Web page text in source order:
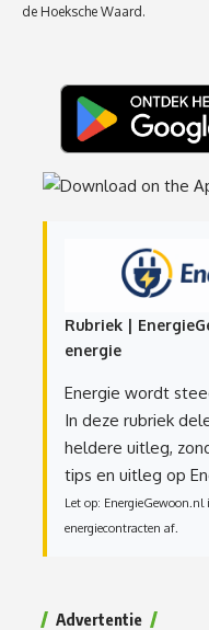
de Hoeksche Waard.
Rubriek |
energie
Energie wordt
In deze rubriek
heldere uitleg,
tips en uitleg op
Let op: EnergieGewoon.nl
energiecontracten af.
Advertentie